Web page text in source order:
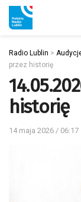
Radio Lublin >
przez historię
historię
14 maja 2026 / 06:17